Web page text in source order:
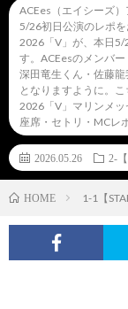
ACEes（エイシーズ
5/26初日公演のレポ
2026「V」が、本日5/
す。ACEesのメンバ
深田竜生くん・佐藤
となりますように。
2026「V」マリンメ
座席・セトリ・MCレ
2026.05.26 2-
HOME 1-1【